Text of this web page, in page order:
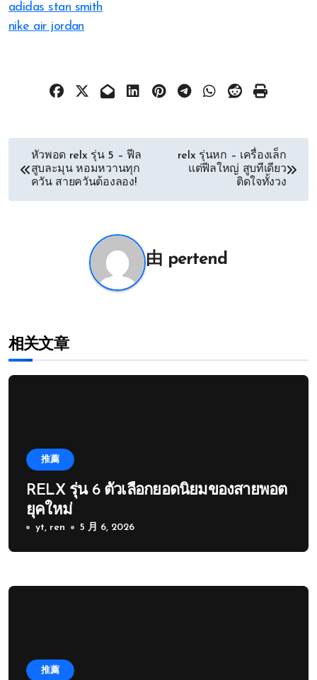
adidas stan smith
nike air jordan
หัวพอด relx รุ่น 5 – ฟีล
สูบละมุน หอมหวานทุก
ควัน สายควันต้องลอง!
relx รุ่นหก – เครื่องเล็ก
แต่ฟีลใหญ่ สูบทีเดียว
ติดใจทั้งวง
由 pertend
相关文章
推薦
RELX รุ่น 6 ตัวเลือกยอดนิยมของสายพอต
ยุคใหม่
yt, ren 5 月 6, 2026
推薦